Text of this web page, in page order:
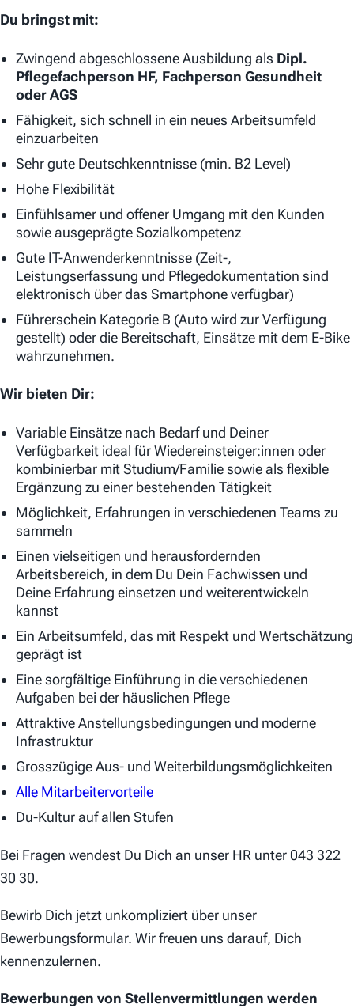
Du bringst mit:
Zwingend abgeschlossene Ausbildung als Dipl.
Pflegefachperson HF, Fachperson Gesundheit
oder AGS
Fähigkeit, sich schnell in ein neues Arbeitsumfeld
einzuarbeiten
Sehr gute Deutschkenntnisse (min. B2 Level)
Hohe Flexibilität
Einfühlsamer und offener Umgang mit den Kunden
sowie ausgeprägte Sozialkompetenz
Gute IT-Anwenderkenntnisse (Zeit-,
Leistungserfassung und Pflegedokumentation sind
elektronisch über das Smartphone verfügbar)
Führerschein Kategorie B (Auto wird zur Verfügung
gestellt) oder die Bereitschaft, Einsätze mit dem E-Bike
wahrzunehmen.
Wir bieten Dir:
Variable Einsätze nach Bedarf und Deiner
Verfügbarkeit ideal für Wiedereinsteiger:innen oder
kombinierbar mit Studium/Familie sowie als flexible
Ergänzung zu einer bestehenden Tätigkeit
Möglichkeit, Erfahrungen in verschiedenen Teams zu
sammeln
Einen vielseitigen und herausfordernden
Arbeitsbereich, in dem Du Dein Fachwissen und
Deine Erfahrung einsetzen und weiterentwickeln
kannst
Ein Arbeitsumfeld, das mit Respekt und Wertschätzung
geprägt ist
Eine sorgfältige Einführung in die verschiedenen
Aufgaben bei der häuslichen Pflege
Attraktive Anstellungsbedingungen und moderne
Infrastruktur
Grosszügige Aus- und Weiterbildungsmöglichkeiten
Alle Mitarbeitervorteile
Du-Kultur auf allen Stufen
Bei Fragen wendest Du Dich an unser HR unter 043 322
30 30.
Bewirb Dich jetzt unkompliziert über unser
Bewerbungsformular. Wir freuen uns darauf, Dich
kennenzulernen.
Bewerbungen von Stellenvermittlungen werden